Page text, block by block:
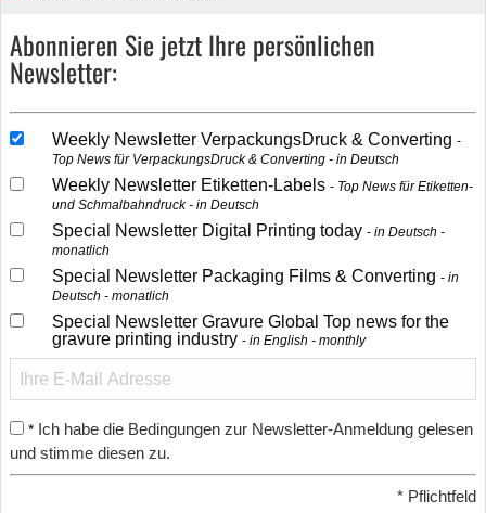
Abonnieren Sie jetzt Ihre persönlichen
Newsletter:
Weekly Newsletter VerpackungsDruck & Converting
Top News für VerpackungsDruck & Converting - in Deutsch
Weekly Newsletter Etiketten-Labels
Top News für Etiketten-
und Schmalbahndruck - in Deutsch
Special Newsletter Digital Printing today
in Deutsch -
monatlich
Special Newsletter Packaging Films & Converting
in
Deutsch - monatlich
Special Newsletter Gravure Global Top news for the
gravure printing industry
in English - monthly
* Ich habe die Bedingungen zur Newsletter-Anmeldung gelesen
und stimme diesen zu.
* Pflichtfeld